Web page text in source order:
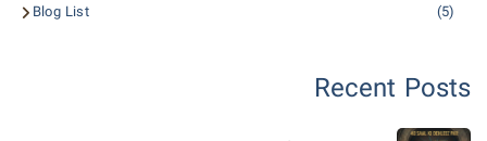
Blog List (5)
Recent Posts